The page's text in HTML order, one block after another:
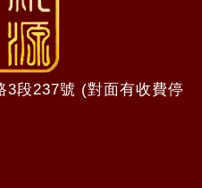
3段237號 (對面有收費停